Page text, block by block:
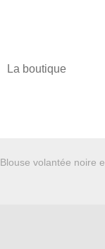
La boutique
Blouse volantée noire